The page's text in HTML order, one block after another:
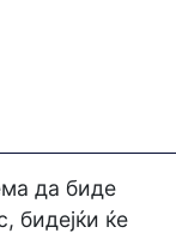
да биде
бидејќи ќе